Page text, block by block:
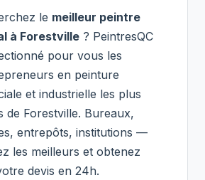
le meilleur peintre
à Forestville ? PeintresQC
pour vous les
en peinture
et industrielle les plus
de Forestville. Bureaux,
entrepôts, institutions —
les meilleurs et obtenez
devis en 24h.